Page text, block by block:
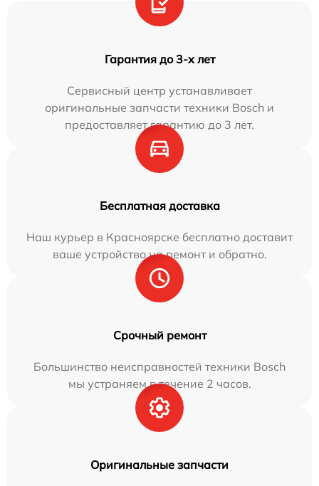
Гарантия до 3-х лет
Сервисный центр устанавливает
оригинальные запчасти техники Bosch и
предоставляет гарантию до 3 лет.
Бесплатная доставка
Наш курьер в Красноярске бесплатно доставит
ваше устройство на ремонт и обратно.
Срочный ремонт
Большинство неисправностей техники Bosch
мы устраняем в течение 2 часов.
Оригинальные запчасти